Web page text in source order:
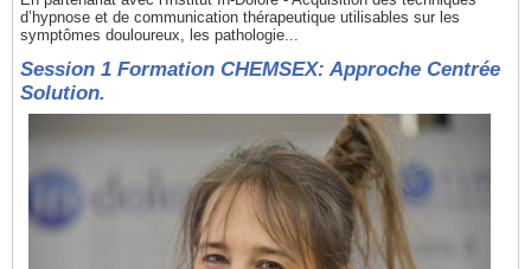
d’hypnose et de communication thérapeutique utilisables sur les
symptômes douloureux, les pathologie...
Session 1 Formation CHEMSEX: Approche Centrée
Solution.